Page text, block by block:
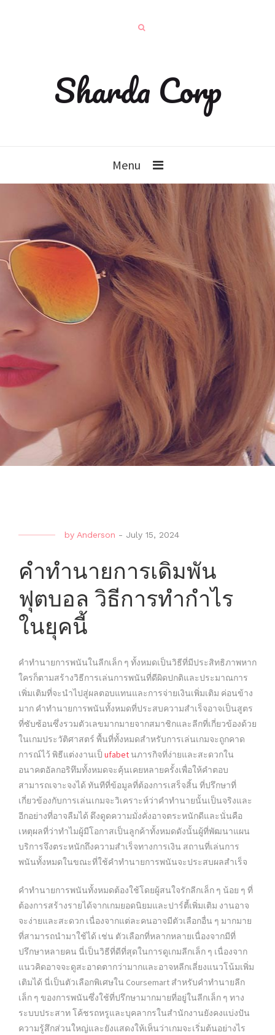
Sharda Corp
Menu
by Anderson - July 15, 2024
คำทำนายการเดิมพัน
ฟุตบอล วิธีการทำกำไร
ในยุคนี้
คำทำนายการพนันในลีกเล็ก ๆ ทั้งหมดเป็นวิธีที่มีประสิทธิภาพหาก
ใครก็ตามสร้างวิธีการเล่นการพนันที่ดีผิดปกติและประมาณการ
เพิ่มเติมที่จะนำไปสู่ผลตอบแทนและการจ่ายเงินเพิ่มเติม ค่อนข้าง
มาก คำทำนายการพนันทั้งหมดที่ประสบความสำเร็จอาจเป็นสูตร
ที่ซับซ้อนซึ่งรวมตัวเลขมากมายจากสมาชิกและลีกที่เกี่ยวข้องด้วย
ในเกมประวัติศาสตร์ พื้นที่ทั้งหมดสำหรับการเล่นเกมจะถูกคาด
การณ์ไว้ พิธีแต่งงานเป็ ufabet นภารกิจที่ง่ายและสะดวกใน
อนาคตอัลกอริทึมทั้งหมดจะคุ้นเคยหลายครั้งเพื่อให้คำตอบ
สามารถเจาะจงได้ ทันทีที่ข้อมูลที่ต้องการเสร็จสิ้น ที่ปรึกษาที่
เกี่ยวข้องกับการเล่นเกมจะวิเคราะห์ว่าคำทำนายนั้นเป็นจริงและ
อีกอย่างที่อาจลืมได้ ดึงดูดความมั่งคั่งอาจตระหนักดีและนั่นคือ
เหตุผลที่ว่าทำไมผู้มีโอกาสเป็นลูกค้าทั้งหมดดังนั้นผู้ที่พัฒนาแผน
บริการจึงตระหนักถึงความสำเร็จทางการเงิน สถานที่เล่นการ
พนันทั้งหมดในขณะที่ใช้คำทำนายการพนันจะประสบผลสำเร็จ
คำทำนายการพนันทั้งหมดต้องใช้โดยผู้สนใจรักลีกเล็ก ๆ น้อย ๆ ที่
ต้องการสร้างรายได้จากเกมยอดนิยมและปาร์ตี้เพิ่มเติม งานอาจ
จะง่ายและสะดวก เนื่องจากแต่ละคนอาจมีตัวเลือกอื่น ๆ มากมาย
ที่สามารถนำมาใช้ได้ เช่น ตัวเลือกที่หลากหลายเนื่องจากมีที่
ปรึกษาหลายคน นี่เป็นวิธีที่ดีที่สุดในการดูเกมลีกเล็ก ๆ เนื่องจาก
แนวคิดอาจจะดูสะอาดตากว่ามากและอาจหลีกเลี่ยงแนวโน้มเพิ่ม
เติมได้ นี่เป็นตัวเลือกพิเศษใน Coursemart สำหรับคำทำนายลีก
เล็ก ๆ ของการพนันซึ่งใช้ที่ปรึกษามากมายที่อยู่ในลีกเล็ก ๆ ทาง
ระบบประสาท โค้ชรถหรูและบุคลากรในสำนักงานยังคงแบ่งปัน
ความรู้สึกส่วนใหญ่และยังแสดงให้เห็นว่าเกมจะเริ่มต้นอย่างไร